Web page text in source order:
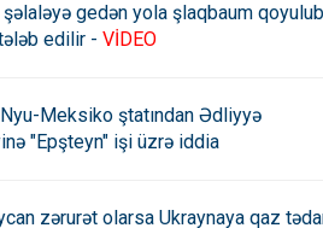
şəlaləyə gedən yola şlaqbaum
edilir - VİDEO
Nyu-Meksiko ştatından Ədliyyə
"Epşteyn" işi üzrə iddia
zərurət olarsa Ukraynaya qaz